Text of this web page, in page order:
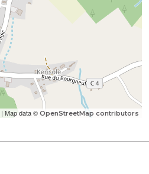
| Map data © OpenStreetMap contributors